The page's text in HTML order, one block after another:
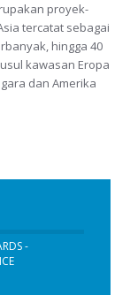
proyek-
tercatat sebagai
hingga 40
kawasan Eropa
dan Amerika
-